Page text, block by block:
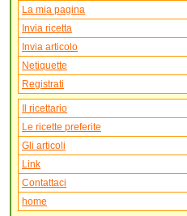
La mia pagina
Invia ricetta
Invia articolo
Netiquette
Registrati
Il ricettario
Le ricette preferite
Gli articoli
Link
Contattaci
home